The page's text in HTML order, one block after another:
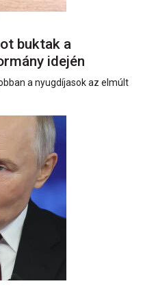
buktak a
idején
a nyugdíjasok az elmúlt